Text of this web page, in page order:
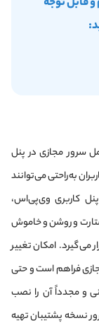
سرور مجازی در پنل
به‌راحتی می‌توانند
کاربری وی‌پی‌اس،
و روشن و خاموش
می‌گیرد. امکان تغییر
فراهم است و حتی
و مجدداً آن را نصب
نسخه پشتیبان تهیه